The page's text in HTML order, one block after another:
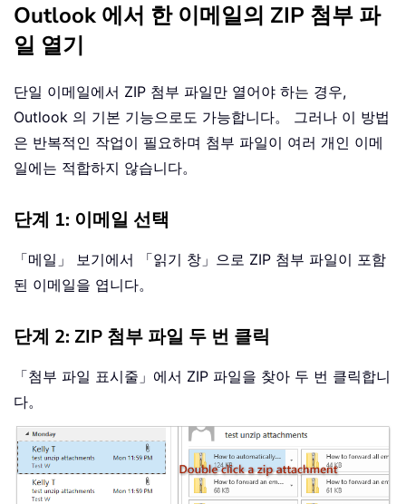
Outlook 에서 한 이메일의 ZIP 첨부 파
일 열기
단일 이메일에서 ZIP 첨부 파일만 열어야 하는 경우,
Outlook 의 기본 기능으로도 가능합니다。 그러나 이 방법
은 반복적인 작업이 필요하며 첨부 파일이 여러 개인 이메
일에는 적합하지 않습니다。
단계 1: 이메일 선택
「메일」 보기에서 「읽기 창」으로 ZIP 첨부 파일이 포함
된 이메일을 엽니다。
단계 2: ZIP 첨부 파일 두 번 클릭
「첨부 파일 표시줄」에서 ZIP 파일을 찾아 두 번 클릭합니
다。